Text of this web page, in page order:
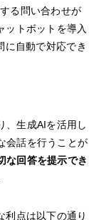
る問い合わせが
ットボットを導入
に自動で対応でき
、生成AIを活用し
会話を行うことが
な回答を提示でき
利点は以下の通り